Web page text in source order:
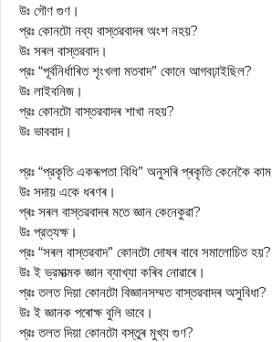
উঃ গৌণ গুণ।
প্রঃ কোনটো নব্য বাস্তৱবাদৰ অংশ নহয়?
উঃ সৰল বাস্তৱবাদ।
প্রঃ “পূর্বনির্ধাৰিত শৃংখলা মতবাদ” কোনে আগবঢ়াইছিল?
উঃ লাইবনিজ।
প্রঃ কোনটো বাস্তরবাদৰ শাখা নহয়?
উঃ ভাববাদ।
প্রঃ “প্রকৃতি একৰূপতা বিধি” অনুসৰি প্ৰকৃতি কেনেকৈ
উঃ সদায় একে ধৰণৰ।
প্ৰঃ সৰল বাস্তৱবাদৰ মতে জ্ঞান কেনেকুৱা?
উঃ প্রত্যক্ষ।
প্রঃ “সৰল বাস্তৱবাদ” কোনটো দোষৰ বাবে সমালোচিত হয়?
উঃ ই ভ্রমাত্মক জ্ঞান ব্যাখ্যা কৰিব নোৱাৰে।
প্রঃ তলত দিয়া কোনটো বিজ্ঞানসম্মত বাস্তৱবাদৰ অসুবিধা?
উঃ ই জ্ঞানক পৰোক্ষ বুলি ভাবে।
প্রঃ তলত দিয়া কোনটো বস্তুৰ মুখ্য গুণ?